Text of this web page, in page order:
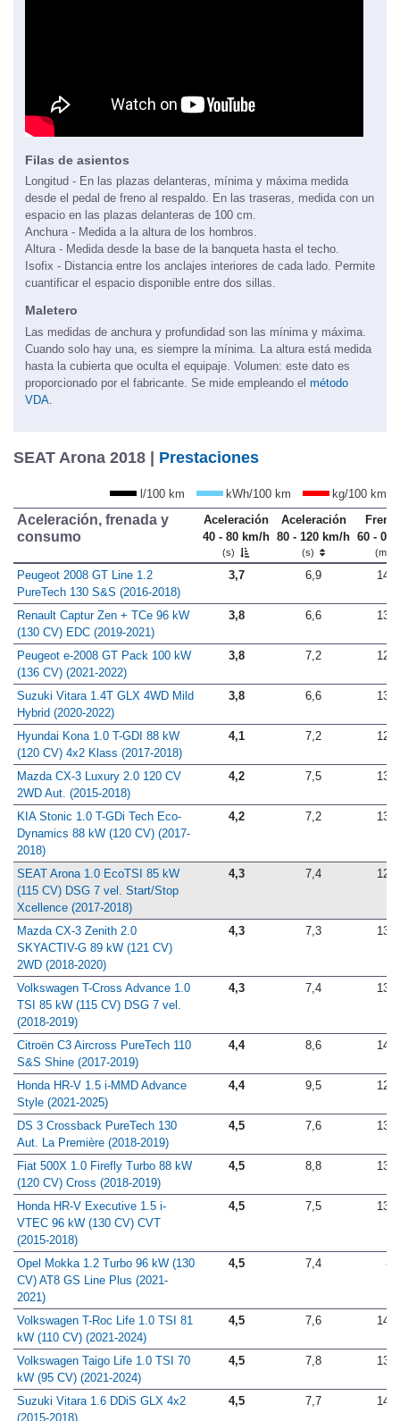
Filas de asientos
Longitud - En las plazas delanteras, mínima y máxima medida
desde el pedal de freno al respaldo. En las traseras, medida con un
espacio en las plazas delanteras de 100 cm.
Anchura - Medida a la altura de los hombros.
Altura - Medida desde la base de la banqueta hasta el techo.
Isofix - Distancia entre los anclajes interiores de cada lado. Permite
cuantificar el espacio disponible entre dos sillas.
Maletero
Las medidas de anchura y profundidad son las mínima y máxima.
Cuando solo hay una, es siempre la mínima. La altura está medida
hasta la cubierta que oculta el equipaje. Volumen: este dato es
proporcionado por el fabricante. Se mide empleando el método
VDA.
SEAT Arona 2018 | Prestaciones
l/100 km kWh/100 km kg/100 km
Aceleración, frenada y
consumo
Aceleración
40 - 80 km/h
(s)
Aceleración
80 - 120 km/h
(s)
60 - 0
(m)
Peugeot 2008 GT Line 1.2
PureTech 130 S&S (2016-2018)
3,7 6,9 14,6
Renault Captur Zen + TCe 96 kW
(130 CV) EDC (2019-2021)
3,8 6,6 13,1
Peugeot e-2008 GT Pack 100 kW
(136 CV) (2021-2022)
3,8 7,2 12,9
Suzuki Vitara 1.4T GLX 4WD Mild
Hybrid (2020-2022)
3,8 6,6 13,6
Hyundai Kona 1.0 T-GDI 88 kW
(120 CV) 4x2 Klass (2017-2018)
4,1 7,2 12,1
Mazda CX-3 Luxury 2.0 120 CV
2WD Aut. (2015-2018)
4,2 7,5 13,7
KIA Stonic 1.0 T-GDi Tech Eco-
Dynamics 88 kW (120 CV) (2017-
2018)
4,2 7,2 13,4
SEAT Arona 1.0 EcoTSI 85 kW
(115 CV) DSG 7 vel. Start/Stop
Xcellence (2017-2018)
4,3 7,4 12,9
Mazda CX-3 Zenith 2.0
SKYACTIV-G 89 kW (121 CV)
2WD (2018-2020)
4,3 7,3 13,5
Volkswagen T-Cross Advance 1.0
TSI 85 kW (115 CV) DSG 7 vel.
(2018-2019)
4,3 7,4 13,5
Citroën C3 Aircross PureTech 110
S&S Shine (2017-2019)
4,4 8,6 14,5
Honda HR-V 1.5 i-MMD Advance
Style (2021-2025)
4,4 9,5 12,9
DS 3 Crossback PureTech 130
Aut. La Première (2018-2019)
4,5 7,6 13,1
Fiat 500X 1.0 Firefly Turbo 88 kW
(120 CV) Cross (2018-2019)
4,5 8,8 13,9
Honda HR-V Executive 1.5 i-
VTEC 96 kW (130 CV) CVT
(2015-2018)
4,5 7,5 13,1
Opel Mokka 1.2 Turbo 96 kW (130
CV) AT8 GS Line Plus (2021-
2021)
4,5 7,4 -
Volkswagen T-Roc Life 1.0 TSI 81
kW (110 CV) (2021-2024)
4,5 7,6 14,5
Volkswagen Taigo Life 1.0 TSI 70
kW (95 CV) (2021-2024)
4,5 7,8 13,8
Suzuki Vitara 1.6 DDiS GLX 4x2
(2015-2018)
4,5 7,7 14,2